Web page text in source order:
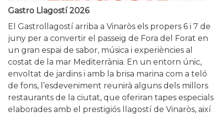
Gastro Llagostí 2026
El Gastrollagostí arriba a Vinaròs els propers 6 i 7 de
juny per a convertir el passeig de Fora del Forat en
un gran espai de sabor, música i experiències al
costat de la mar Mediterrània. En un entorn únic,
envoltat de jardins i amb la brisa marina com a teló
de fons, l’esdeveniment reunirà alguns dels millors
restaurants de la ciutat, que oferiran tapes especials
elaborades amb el prestigiós llagostí de Vinaròs, així